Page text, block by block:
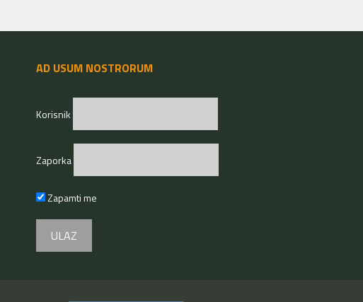
AD USUM NOSTRORUM
Korisnik
Zaporka
Zapamti me